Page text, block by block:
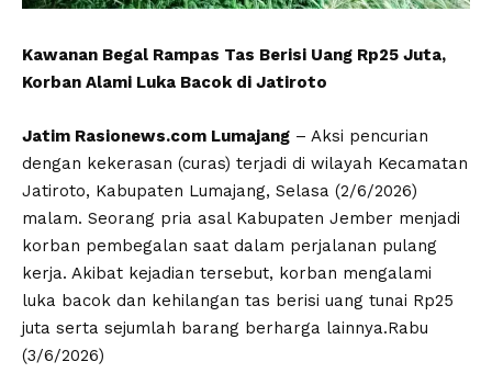
Kawanan Begal Rampas Tas Berisi Uang Rp25 Juta,
Korban Alami Luka Bacok di Jatiroto
Jatim Rasionews.com Lumajang – Aksi pencurian
dengan kekerasan (curas) terjadi di wilayah Kecamatan
Jatiroto, Kabupaten Lumajang, Selasa (2/6/2026)
malam. Seorang pria asal Kabupaten Jember menjadi
korban pembegalan saat dalam perjalanan pulang
kerja. Akibat kejadian tersebut, korban mengalami
luka bacok dan kehilangan tas berisi uang tunai Rp25
juta serta sejumlah barang berharga lainnya.Rabu
(3/6/2026)